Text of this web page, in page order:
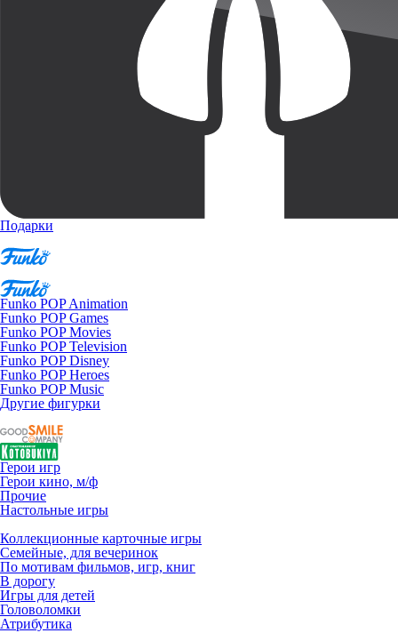
Подарки
Funko POP Animation
Funko POP Games
Funko POP Movies
Funko POP Television
Funko POP Disney
Funko POP Heroes
Funko POP Music
Другие фигурки
Герои игр
Герои кино, м/ф
Прочие
Настольные игры
Коллекционные карточные игры
Семейные, для вечеринок
По мотивам фильмов, игр, книг
В дорогу
Игры для детей
Головоломки
Атрибутика